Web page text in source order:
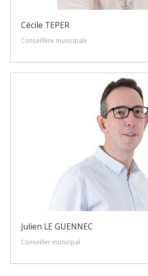
Cécile TEPER
Conseillère municipale
Julien LE GUENNEC
Conseiller municipal